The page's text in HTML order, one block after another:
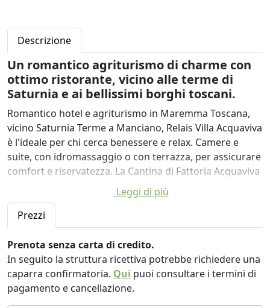
Descrizione
Un romantico agriturismo di charme con
ottimo ristorante, vicino alle terme di
Saturnia e ai bellissimi borghi toscani.
Romantico hotel e agriturismo in Maremma Toscana,
vicino Saturnia Terme a Manciano, Relais Villa Acquaviva
è l'ideale per chi cerca benessere e relax. Camere e
suite, con idromassaggio o con terrazza, per assicurare
comfort e riservatezza. La Cantina di Fattoria Acquaviva
contribuisce ad accrescere l'eleganza e lo charme del
Relais con produzioni di ottimo vino da degustare
nell'enoteca o nel ristorante dell'agriturismo. Il
ristorante dell'agriturismo, La Limonaia, mette in tavola
raffinatezza e benessere: cucina toscana, prodotti tipici
della Maremma Toscana, vino e olio dell'agriturismo
ecosostenibile. Un agriturismo di charme, un rifugio
romantico e rigenerante vi aspetta nell'incantevole
Leggi di più
Prezzi
Prenota senza carta di credito.
In seguito la struttura ricettiva potrebbe richiedere una
caparra confirmatoria. Qui puoi consultare i termini di
pagamento e cancellazione.